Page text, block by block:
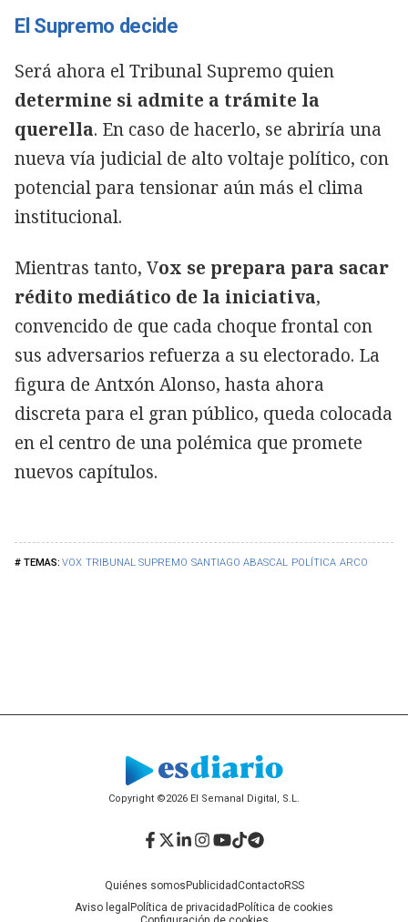
VOX TRIBUNAL SUPREMO SANTIAGO ABASCAL POLÍTICA ARCO
El Supremo decide
Será ahora el Tribunal Supremo quien
determine si admite a trámite la
querella. En caso de hacerlo, se abriría una
nueva vía judicial de alto voltaje político, con
potencial para tensionar aún más el clima
institucional.
Mientras tanto, Vox se prepara para sacar
rédito mediático de la iniciativa,
convencido de que cada choque frontal con
sus adversarios refuerza a su electorado. La
figura de Antxón Alonso, hasta ahora
discreta para el gran público, queda colocada
en el centro de una polémica que promete
nuevos capítulos.
Copyright ©2026 El Semanal Digital, S.L.
Quiénes somos PublicidadContactoRSS
Aviso legal Política de privacidad Política de cookies
Facebook
Twitter
LinkedIn
Instagram
YouTube
TikTok
Telegram